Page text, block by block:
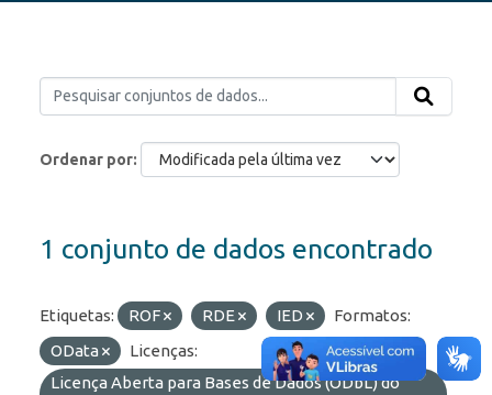
Ordenar por
1 conjunto de dados encontrado
Etiquetas: ROF RDE IED
Formatos:
OData
Licenças:
Licença Aberta para Bases de Dados (ODbL) do